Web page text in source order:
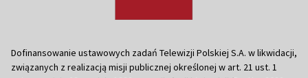
Dofinansowanie ustawowych zadań Telewizji Polskiej S.A. w likwidacji,
związanych z realizacją misji publicznej określonej w art. 21 ust. 1